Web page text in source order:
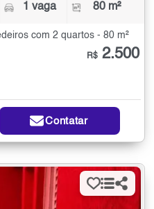
1 vaga 80 m²
com 2 quartos - 80 m²
R$ 2.500
Contatar